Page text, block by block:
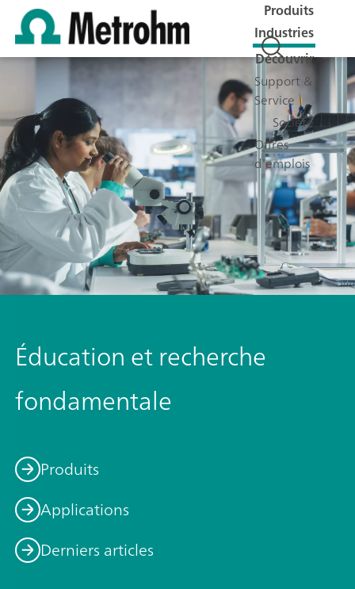
Produits
Industries
Découvrir
Support &
Service
Société
Offres
d'emplois
Éducation et recherche
fondamentale
Produits
Applications
Derniers articles